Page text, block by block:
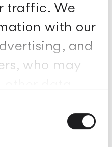
traffic. We
with our
and
who may
use of